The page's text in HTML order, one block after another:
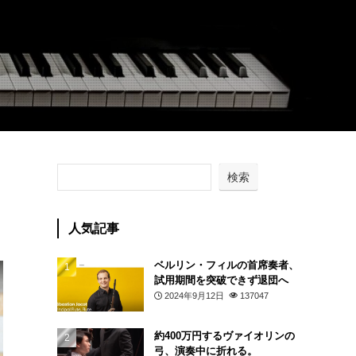
検索
人気記事
ベルリン・フィルの首席奏者、
試用期間を突破できず退団へ
2024年9月12日 137047
約400万円するヴァイオリンの
弓、演奏中に折れる。